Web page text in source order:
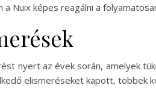
Nuix képes reagálni a
nyert az évek során, amelyek
elismeréseket kapott, többek